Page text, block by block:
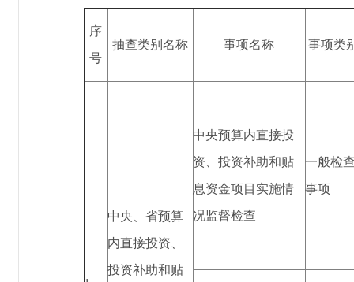
序
号
抽查类别名称 事项名称 事项类
中央、省预算
内直接投资、
投资补助和贴
中央预算内直接投
资、投资补助和贴
息资金项目实施情
况监督检查
一般检
事项